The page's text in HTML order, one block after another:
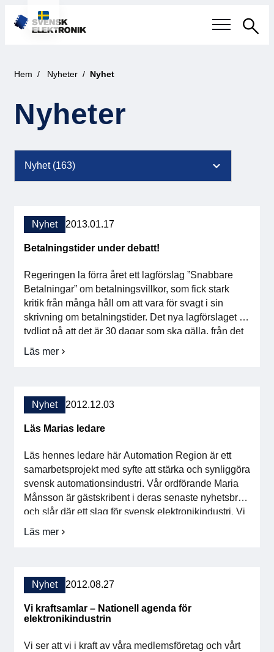
Sök
Svensk elektronikindustri
Våra frågor
Fokusområden
Smartare Elektroniksystem
Internationellt Samarbete
För medlemmar
Medlemsinternt
Handböcker
Fokusgrupper
Stora Elektronikdagen
Om oss
Om Svensk Elektronik
Hem Nyheter Nyhet
Nyheter
Nyhet 2013.01.17
Betalningstider under debatt!
Regeringen la förra året ett lagförslag ”Snabbare
Betalningar” om betalningsvillkor, som fick stark
kritik från många håll om att vara för svagt i sin
skrivning om betalningstider. Det nya lagförslaget är
tydligt på att det är 30 dagar som ska gälla, från det
att fakturan skickas. Branschorganisationen
Läs mer
om
Nyhet
2012.12.03
Läs Marias ledare
Läs hennes ledare här Automation Region är ett
samarbetsprojekt med syfte att stärka och synliggöra
svensk automationsindustri. Vår ordförande Maria
Månsson är gästskribent i deras senaste nyhetsbrev
och slår där ett slag för svensk elektronikindustri. Vi
gör oss synliga både här och där!
Läs mer
om
Nyhet
2012.08.27
Vi kraftsamlar – Nationell agenda för
elektronikindustrin
Vi ser att vi i kraft av våra medlemsföretag och vårt